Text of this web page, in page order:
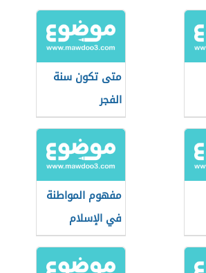
متى تكون سنة
الفجر
مفهوم المواطنة
في الإسلام